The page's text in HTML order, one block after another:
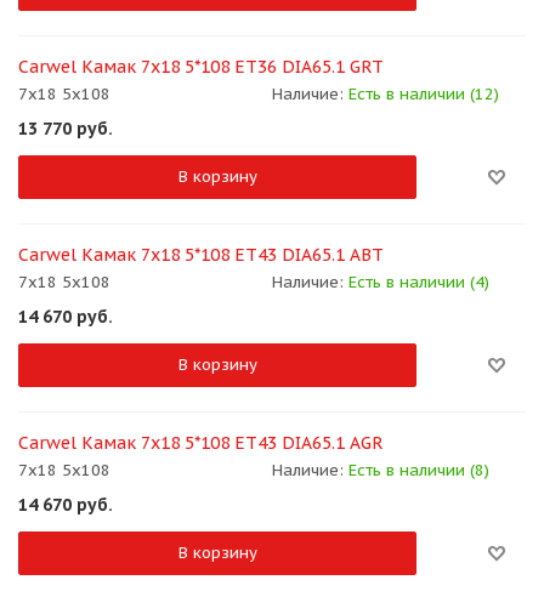
Carwel Камак 7x18 5*108 ET36 DIA65.1 GRT
7x18 5x108 Наличие: Есть в наличии (12)
13 770 руб.
В корзину
Carwel Камак 7x18 5*108 ET43 DIA65.1 ABT
7x18 5x108 Наличие: Есть в наличии (4)
14 670 руб.
В корзину
Carwel Камак 7x18 5*108 ET43 DIA65.1 AGR
7x18 5x108 Наличие: Есть в наличии (8)
14 670 руб.
В корзину